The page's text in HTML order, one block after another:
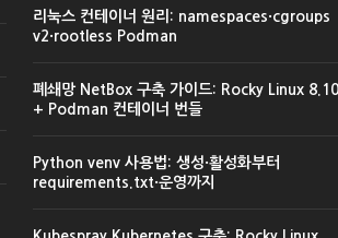
리눅스 컨테이너 원리: namespaces·cgroups
v2·rootless Podman
폐쇄망 NetBox 구축 가이드: Rocky Linux 8.10
+ Podman 컨테이너 번들
Python venv 사용법: 생성·활성화부터
requirements.txt·운영까지